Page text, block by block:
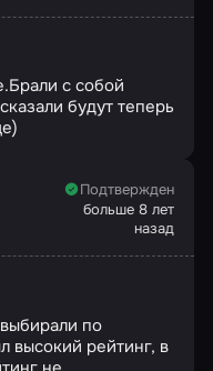
с собой
будут теперь
Подтвержден
больше 8 лет
назад
по
высокий рейтинг, в